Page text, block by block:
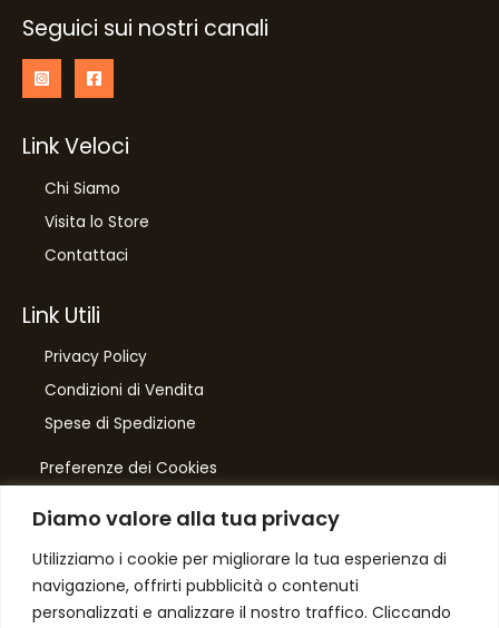
Diamo valore alla tua privacy
Utilizziamo i cookie per migliorare la tua esperienza di
navigazione, offrirti pubblicità o contenuti
personalizzati e analizzare il nostro traffico. Cliccando
Seguici sui nostri canali
Link Veloci
Chi Siamo
Visita lo Store
Contattaci
Link Utili
Privacy Policy
Condizioni di Vendita
Spese di Spedizione
Preferenze dei Cookies
Number One
di Domenico Toccacieli
Via G. Mazzini 5/C
61033 FERMIGNANO PU